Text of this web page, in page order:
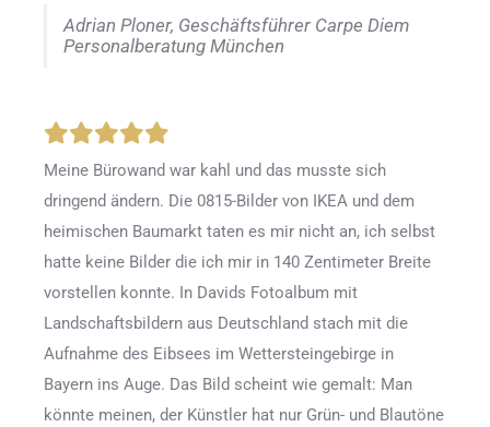
Adrian Ploner, Geschäftsführer Carpe Diem
Personalberatung München
Meine Bürowand war kahl und das musste sich
dringend ändern. Die 0815-Bilder von IKEA und dem
heimischen Baumarkt taten es mir nicht an, ich selbst
hatte keine Bilder die ich mir in 140 Zentimeter Breite
vorstellen konnte. In Davids Fotoalbum mit
Landschaftsbildern aus Deutschland stach mit die
Aufnahme des Eibsees im Wettersteingebirge in
Bayern ins Auge. Das Bild scheint wie gemalt: Man
könnte meinen, der Künstler hat nur Grün- und Blautöne